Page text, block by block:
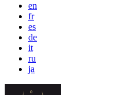
en
fr
es
de
it
ru
ja